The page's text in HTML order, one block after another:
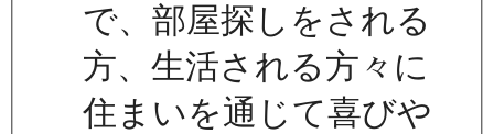
で、部屋探しをされる
方、生活される方々に
住まいを通じて喜びや